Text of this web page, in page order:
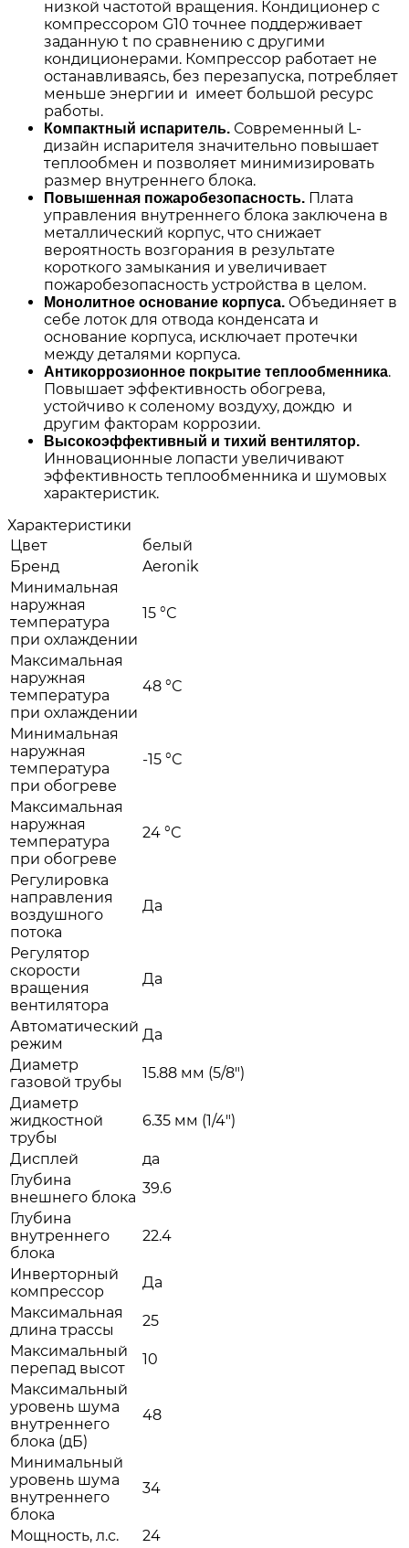
низкой частотой вращения. Кондиционер с
компрессором G10 точнее поддерживает
заданную t по сравнению с другими
кондиционерами. Компрессор работает не
останавливаясь, без перезапуска, потребляет
меньше энергии и имеет большой ресурс
работы.
Компактный испаритель. Современный L-
дизайн испарителя значительно повышает
теплообмен и позволяет минимизировать
размер внутреннего блока.
Повышенная пожаробезопасность. Плата
управления внутреннего блока заключена в
металлический корпус, что снижает
вероятность возгорания в результате
короткого замыкания и увеличивает
пожаробезопасность устройства в целом.
Монолитное основание корпуса. Объединяет в
себе лоток для отвода конденсата и
основание корпуса, исключает протечки
между деталями корпуса.
Антикоррозионное покрытие теплообменника.
Повышает эффективность обогрева,
устойчиво к соленому воздуху, дождю и
другим факторам коррозии.
Высокоэффективный и тихий вентилятор.
Инновационные лопасти увеличивают
эффективность теплообменника и шумовых
характеристик.
Характеристики
Цвет
белый
Бренд
Aeronik
Минимальная
наружная
температура
при охлаждении
15 °С
Максимальная
наружная
температура
при охлаждении
48 °С
Минимальная
наружная
температура
при обогреве
-15 °С
Максимальная
наружная
температура
при обогреве
24 °С
Регулировка
направления
воздушного
потока
Да
Регулятор
скорости
вращения
вентилятора
Да
Автоматический
режим
Да
Диаметр
газовой трубы
15.88 мм (5/8")
Диаметр
жидкостной
трубы
6.35 мм (1/4")
Дисплей
да
Глубина
внешнего блока
39.6
Глубина
внутреннего
блока
22.4
Инверторный
компрессор
Да
Максимальная
длина трассы
25
Максимальный
перепад высот
10
Максимальный
уровень шума
внутреннего
блока (дБ)
48
Минимальный
уровень шума
внутреннего
блока
34
Мощность, л.с.
24